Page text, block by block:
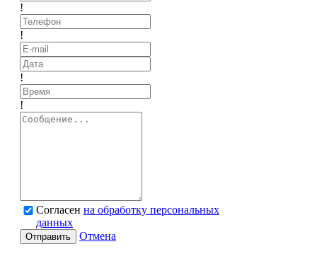
!
!
!
!
Согласен на обработку персональных
данных
Отправить Отмена